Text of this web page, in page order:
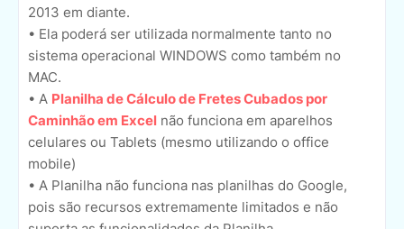
2013 em diante.
• Ela poderá ser utilizada normalmente tanto no
sistema operacional WINDOWS como também no
MAC.
• A Planilha de Cálculo de Fretes Cubados por
Caminhão em Excel não funciona em aparelhos
celulares ou Tablets (mesmo utilizando o office
mobile)
• A Planilha não funciona nas planilhas do Google,
pois são recursos extremamente limitados e não